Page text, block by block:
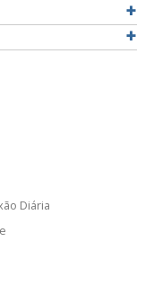
Diária